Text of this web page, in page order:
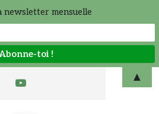
youtube
newsletter mensuelle
▲